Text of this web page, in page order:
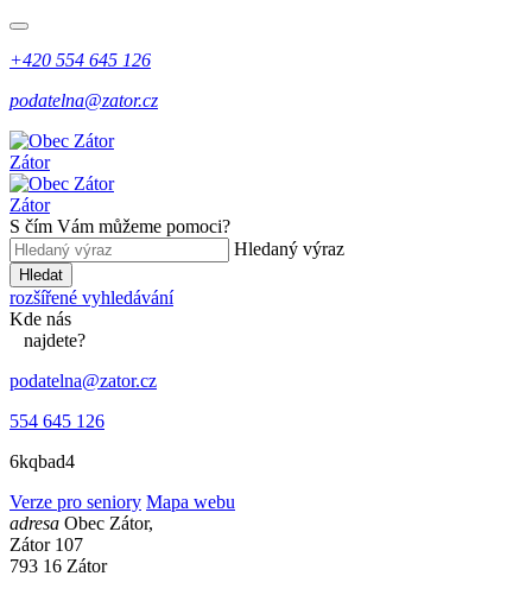
+420 554 645 126
podatelna@zator.cz
Zátor
Zátor
S čím Vám můžeme pomoci?
Hledaný výraz
Hledat
rozšířené vyhledávání
Kde nás
najdete?
podatelna@zator.cz
554 645 126
6kqbad4
Verze pro seniory Mapa webu
adresa Obec Zátor,
Zátor 107
793 16 Zátor